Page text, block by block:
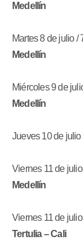
Medellín
Martes 8 de julio /
Medellín
Miércoles 9 de
Medellín
Jueves 10 de julio
Viernes 11 de
Medellín
Viernes 11 de
Tertulia – Cali